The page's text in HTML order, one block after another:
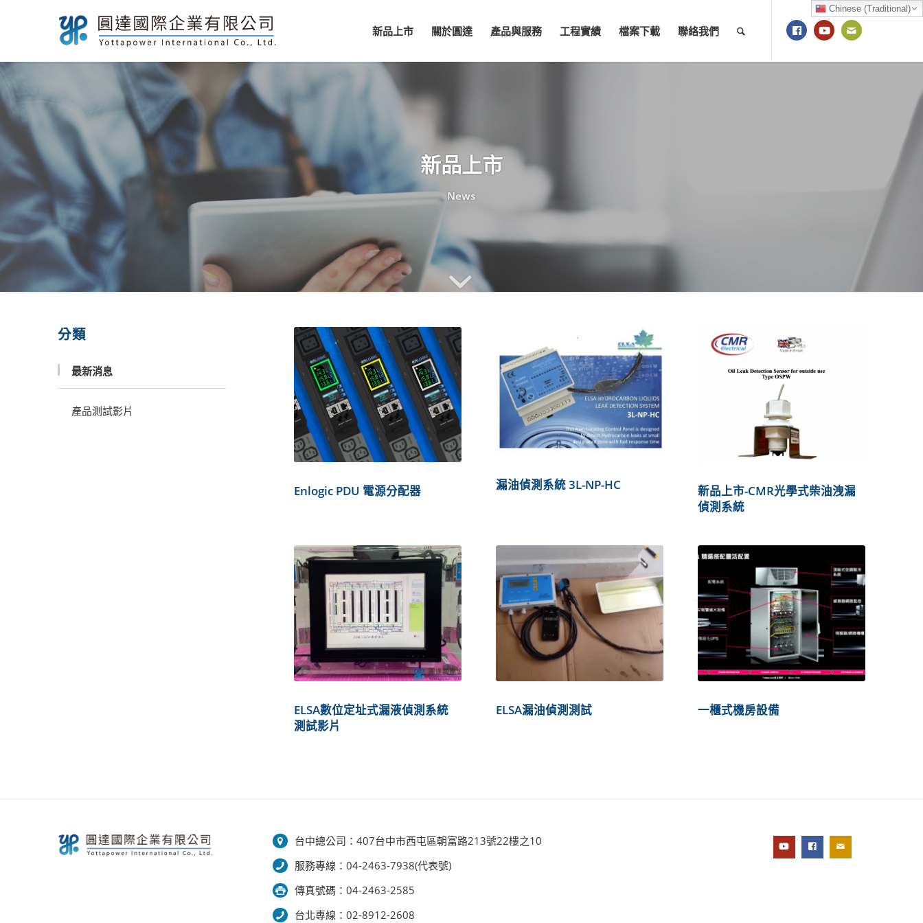
新品上市 關於圓達 產品與服務 工程實績 檔案下載 聯絡我們
新品上市
News
Enlogic PDU 電源分配器 漏油偵測系統 3L-NP-HC
新品上市-CMR光學式柴油洩漏
偵測系統
ELSA數位定址式漏液偵測系統
測試影片
ELSA漏油偵測測試 一櫃式機房設備
分類
最新消息
產品測試影片
台中總公司：407台中市西屯區朝富路213號22樓之10
服務專線：04-2463-7938(代表號)
傳真號碼：04-2463-2585
台北專線：02-8912-2608
Chinese (Traditional)